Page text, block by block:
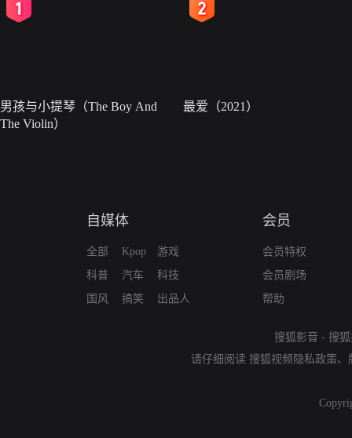
男孩与小提琴（The Boy And
The Violin）
最爱（2021）
自媒体
全部
科普
国风
Kpop
汽车
搞笑
游戏
科技
出品人
会员
会员特权
会员剧场
帮助
搜狐影音 - 搜
请仔细阅读 搜狐视频隐私政策、